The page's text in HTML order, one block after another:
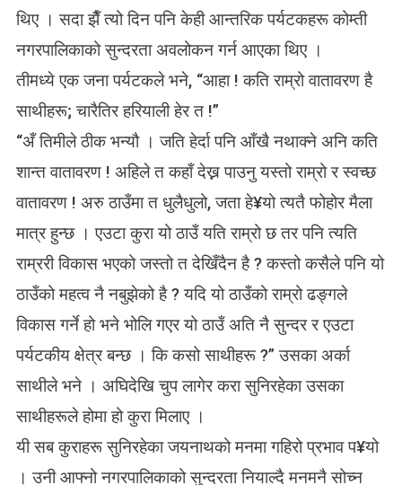
थिए । सदा झैँ त्यो दिन पनि केही आन्तरिक पर्यटकहरू कोम्ती
नगरपालिकाको सुन्दरता अवलोकन गर्न आएका थिए ।
तीमध्ये एक जना पर्यटकले भने, “आहा ! कति राम्रो वातावरण है
साथीहरू; चारैतिर हरियाली हेर त !”
“अँ तिमीले ठीक भन्यौ । जति हेर्दा पनि आँखै नथाक्ने अनि कति
शान्त वातावरण ! अहिले त कहाँ देख्न पाउनु यस्तो राम्रो र स्वच्छ
वातावरण ! अरु ठाउँमा त धुलैधुलो, जता हे¥यो त्यतै फोहोर मैला
मात्र हुन्छ । एउटा कुरा यो ठाउँ यति राम्रो छ तर पनि त्यति
राम्ररी विकास भएको जस्तो त देखिँदैन है ? कस्तो कसैले पनि यो
ठाउँको महत्व नै नबुझेको है ? यदि यो ठाउँको राम्रो ढङ्गले
विकास गर्ने हो भने भोलि गएर यो ठाउँ अति नै सुन्दर र एउटा
पर्यटकीय क्षेत्र बन्छ । कि कसो साथीहरू ?” उसका अर्का
साथीले भने । अघिदेखि चुप लागेर करा सुनिरहेका उसका
साथीहरूले होमा हो कुरा मिलाए ।
यी सब कुराहरू सुनिरहेका जयनाथको मनमा गहिरो प्रभाव प¥यो
। उनी आफ्नो नगरपालिकाको सुन्दरता नियाल्दै मनमनै सोच्न